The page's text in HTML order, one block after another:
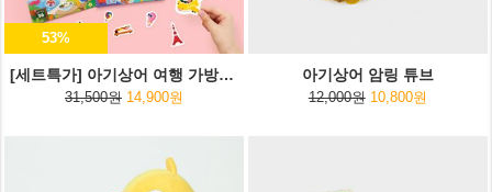
53%
[세트특가] 아기상어 여행 가방스티커+여행용 파우치
31,500원 14,900원
아기상어 암링 튜브
12,000원 10,800원